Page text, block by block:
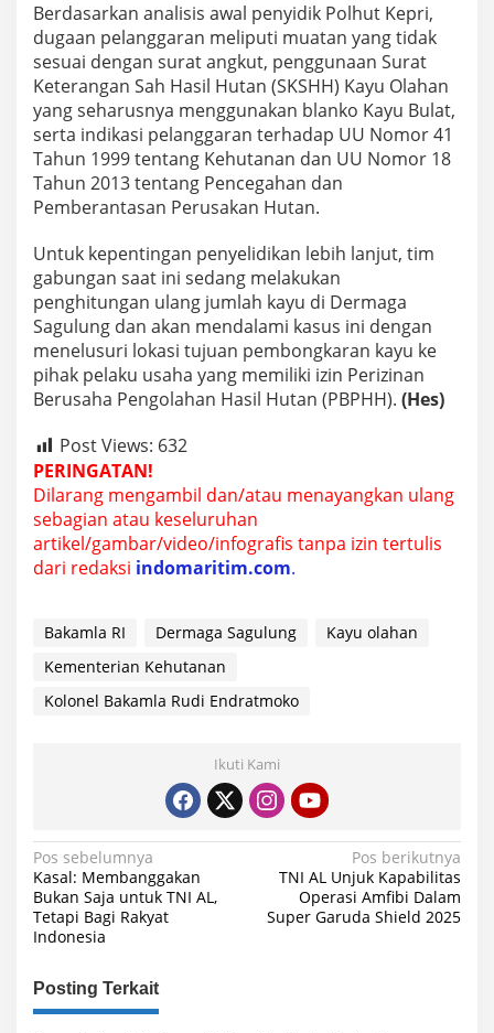
Berdasarkan analisis awal penyidik Polhut Kepri,
dugaan pelanggaran meliputi muatan yang tidak
sesuai dengan surat angkut, penggunaan Surat
Keterangan Sah Hasil Hutan (SKSHH) Kayu Olahan
yang seharusnya menggunakan blanko Kayu Bulat,
serta indikasi pelanggaran terhadap UU Nomor 41
Tahun 1999 tentang Kehutanan dan UU Nomor 18
Tahun 2013 tentang Pencegahan dan
Pemberantasan Perusakan Hutan.
Untuk kepentingan penyelidikan lebih lanjut, tim
gabungan saat ini sedang melakukan
penghitungan ulang jumlah kayu di Dermaga
Sagulung dan akan mendalami kasus ini dengan
menelusuri lokasi tujuan pembongkaran kayu ke
pihak pelaku usaha yang memiliki izin Perizinan
Berusaha Pengolahan Hasil Hutan (PBPHH). (Hes)
Post Views: 632
PERINGATAN!
Dilarang mengambil dan/atau menayangkan ulang
sebagian atau keseluruhan
artikel/gambar/video/infografis tanpa izin tertulis
dari redaksi indomaritim.com.
Bakamla RI Dermaga Sagulung
Kayu olahan
Kementerian Kehutanan
Kolonel Bakamla Rudi Endratmoko
Ikuti Kami
N
a
v
g
a
Pos sebelumnya
Kasal: Membanggakan
Bukan Saja untuk TNI AL,
Tetapi Bagi Rakyat
Indonesia
Pos berikutnya
TNI AL Unjuk Kapabilitas
Operasi Amfibi Dalam
Super Garuda Shield 2025
Posting Terkait